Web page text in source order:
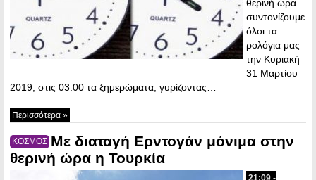
θερινή ώρα
συντονίζουμε
όλοι τα
ρολόγια μας
την Κυριακή
31 Μαρτίου
2019, στις 03.00 τα ξημερώματα, γυρίζοντας…
Περισσότερα »
ΚΟΣΜΟΣ Με διαταγή Ερντογάν μόνιμα στην
θερινή ώρα η Τουρκία
21:09 -